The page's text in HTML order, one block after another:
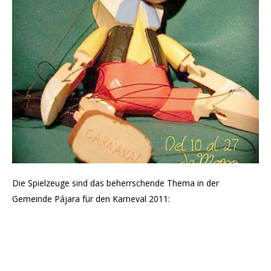
Die Spielzeuge sind das beherrschende Thema in der
Gemeinde Pájara für den Karneval 2011: